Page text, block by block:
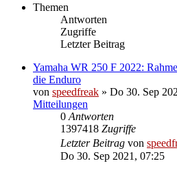
Themen
Antworten
Zugriffe
Letzter Beitrag
Yamaha WR 250 F 2022:
die Enduro
von speedfreak » Do 30. Sep
Mitteilungen
0 Antworten
1397418 Zugriffe
Letzter Beitrag von
Do 30. Sep 2021, 07:25